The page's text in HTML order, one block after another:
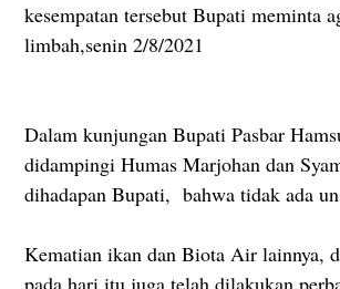
kesempatan tersebut Bupati meminta
limbah,senin 2/8/2021
Dalam kunjungan Bupati Pasbar
didampingi Humas Marjohan dan
dihadapan Bupati, bahwa tidak ada
Kematian ikan dan Biota Air lainnya,
pada hari itu juga telah dilakukan